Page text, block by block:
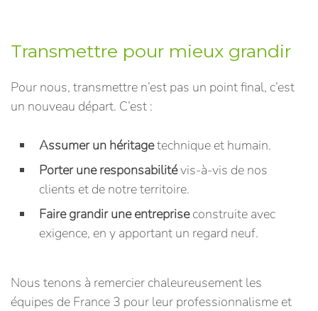
Transmettre pour mieux grandir
Pour nous, transmettre n’est pas un point final, c’est
un nouveau départ. C’est :
Assumer un héritagetechnique et humain.
Porter une responsabilitévis-à-vis de nos
clients et de notre territoire.
Faire grandir une entrepriseconstruite avec
exigence, en y apportant un regard neuf.
Nous tenons à remercier chaleureusement les
équipes de France 3 pour leur professionnalisme et